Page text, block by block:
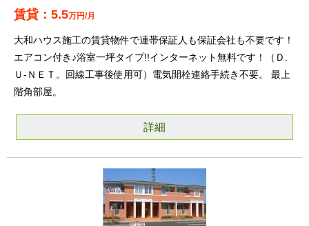
5.5万円/月
大和ハウス施工の賃貸物件で連帯保証人も保証会社も不要です！
エアコン付き♪浴室一坪タイプ!!インターネット無料です！（Ｄ.
Ｕ-ＮＥＴ。回線工事後使用可）電気開栓連絡手続き不要。 最上
階角部屋。
詳細